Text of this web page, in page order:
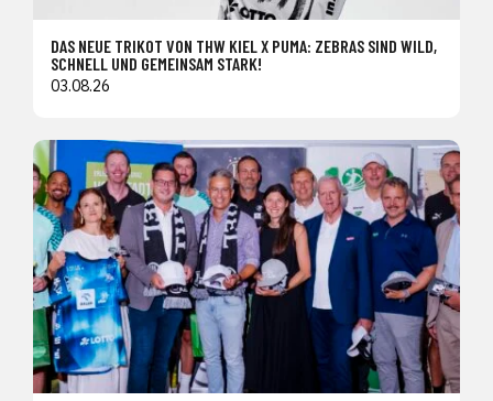
DAS NEUE TRIKOT VON THW KIEL X PUMA: ZEBRAS SIND WILD,
SCHNELL UND GEMEINSAM STARK!
03.08.26